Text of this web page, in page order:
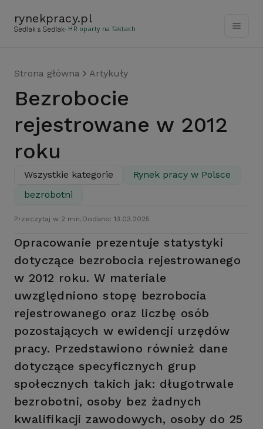
rynekpracy.pl
- HR oparty na faktach
Strona główna Artykuły
Bezrobocie
rejestrowane w 2012
roku
Wszystkie kategorie
Rynek pracy w Polsce
bezrobotni
Przeczytaj w 2 min. Dodano: 13.03.2025
Opracowanie prezentuje statystyki
dotyczące bezrobocia rejestrowanego
w 2012 roku. W materiale
uwzględniono stopę bezrobocia
rejestrowanego oraz liczbę osób
pozostających w ewidencji urzędów
pracy. Przedstawiono również dane
dotyczące specyficznych grup
społecznych takich jak: długotrwale
bezrobotni, osoby bez żadnych
kwalifikacji zawodowych, osoby do 25